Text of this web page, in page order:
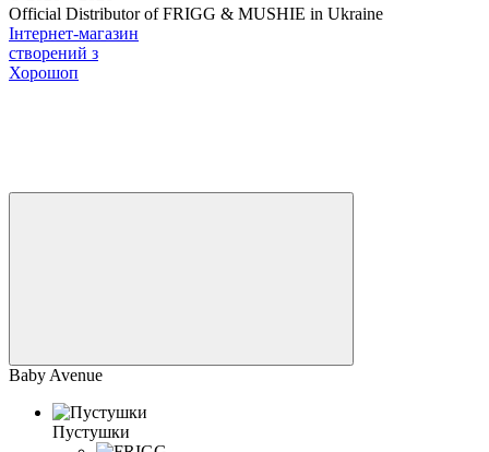
Official Distributor of FRIGG & MUSHIE in Ukraine
Інтернет-магазин
створений з
Хорошоп
Baby Avenue
Пустушки